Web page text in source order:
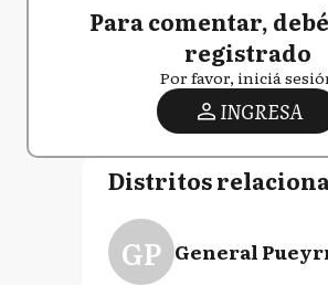
Para comentar,
registrado
Por favor, iniciá
INGRESA
Distritos
GP General